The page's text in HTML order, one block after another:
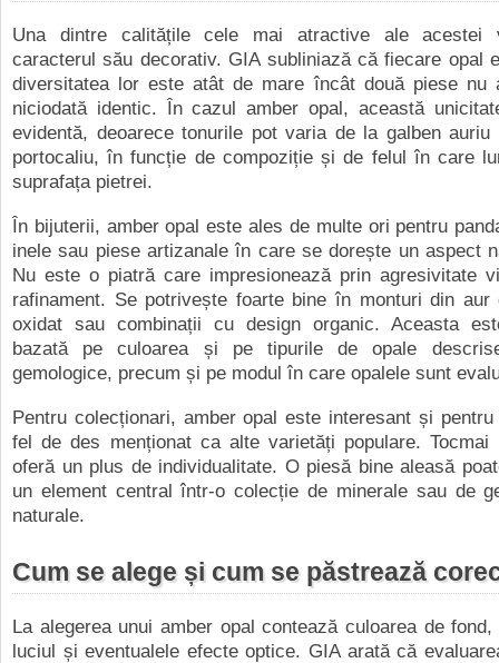
Una dintre calitățile cele mai atractive ale acestei
caracterul său decorativ. GIA subliniază că fiecare opal
diversitatea lor este atât de mare încât două piese nu
niciodată identic. În cazul amber opal, această
evidentă, deoarece tonurile pot varia de la galben auriu
portocaliu, în funcție de compoziție și de felul în care
suprafața pietrei.
În bijuterii, amber opal este ales de multe ori pentru
inele sau piese artizanale în care se dorește un aspect
Nu este o piatră care impresionează prin agresivitate
rafinament. Se potrivește foarte bine în monturi din aur
oxidat sau combinații cu design organic. Aceasta
bazată pe culoarea și pe tipurile de opale
gemologice, precum și pe modul în care opalele sunt
Pentru colecționari, amber opal este interesant și
fel de des menționat ca alte varietăți populare.
oferă un plus de individualitate. O piesă bine aleasă
un element central într-o colecție de minerale sau de
naturale.
Cum se alege și cum se păstrează
La alegerea unui amber opal contează culoarea de fond,
luciul și eventualele efecte optice. GIA arată că